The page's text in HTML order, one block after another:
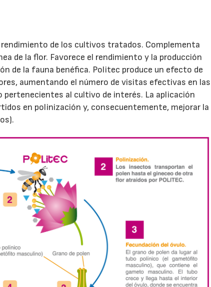
de los cultivos tratados. Complementa
de la flor. Favorece el rendimiento y la producción
de la fauna benéfica. Politec produce un efecto de
aumentando el número de visitas efectivas en las
al cultivo de interés. La aplicación
en polinización y, consecuentemente, mejorar la